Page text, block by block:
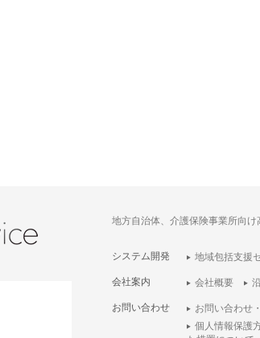
地方自治体、介護保険事業所向
システム開発 地域包括支援
会社案内 会社概要
お問い合わせ
お問い合わせ
個人情報保護